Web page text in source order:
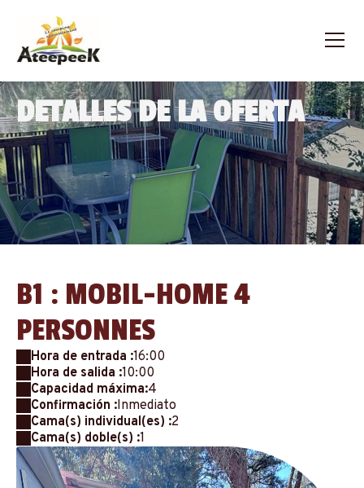
DETALLES DE LA OFERTA
B1 : MOBIL-HOME 4
PERSONNES
Hora de entrada :16:00
Hora de salida :10:00
Capacidad máxima:4
Confirmación :Inmediato
Cama(s) individual(es) :2
Cama(s) doble(s) :1